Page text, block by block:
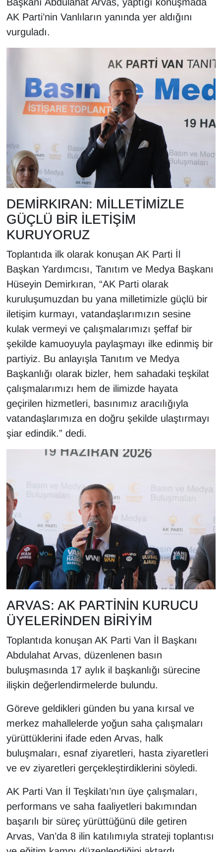
AK Parti’nin Vanlıların yanında yer aldığını
vurguladı.
DEMİRKIRAN: MİLLETİMİZLE
GÜÇLÜ BİR İLETİŞİM
KURUYORUZ
Toplantıda ilk olarak konuşan AK Parti İl
Başkan Yardımcısı, Tanıtım ve Medya Başkanı
Hüseyin Demirkıran, “AK Parti olarak
kuruluşumuzdan bu yana milletimizle güçlü bir
iletişim kurmayı, vatandaşlarımızın sesine
kulak vermeyi ve çalışmalarımızı şeffaf bir
şekilde kamuoyuyla paylaşmayı ilke edinmiş bir
partiyiz. Bu anlayışla Tanıtım ve Medya
Başkanlığı olarak bizler, hem sahadaki teşkilat
çalışmalarımızı hem de ilimizde hayata
geçirilen hizmetleri, basınımız aracılığıyla
vatandaşlarımıza en doğru şekilde ulaştırmayı
şiar edindik.” dedi.
ARVAS: AK PARTİNİN KURUCU
ÜYELERİNDEN BİRİYİM
Toplantıda konuşan AK Parti Van İl Başkanı
Abdulahat Arvas, düzenlenen basın
buluşmasında 17 aylık il başkanlığı sürecine
ilişkin değerlendirmelerde bulundu.
Göreve geldikleri günden bu yana kırsal ve
merkez mahallelerde yoğun saha çalışmaları
yürüttüklerini ifade eden Arvas, halk
buluşmaları, esnaf ziyaretleri, hasta ziyaretleri
ve ev ziyaretleri gerçekleştirdiklerini söyledi.
AK Parti Van İl Teşkilatı’nın üye çalışmaları,
performans ve saha faaliyetleri bakımından
başarılı bir süreç yürüttüğünü dile getiren
Arvas, Van’da 8 ilin katılımıyla strateji toplantısı
MEDYA
Resmi İlanlar
RÖPORTAJ
SAĞLIK
Seri İlan
SİYASET
SPOR
TEBRİK
TEKNOLOJİ
Turizm
VAN'DA SPOR
Vasıta
YAŞAM
YEREL